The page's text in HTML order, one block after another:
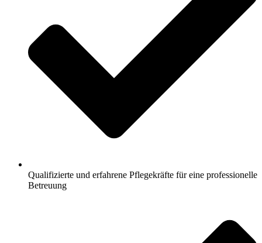
Qualifizierte und erfahrene Pflegekräfte für eine professionelle
Betreuung